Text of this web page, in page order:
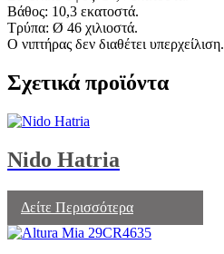
Βάθος: 10,3 εκατοστά.
Τρύπα: Ø 46 χιλιοστά.
Ο νιπτήρας δεν διαθέτει υπερχείλιση.
Σχετικά προϊόντα
Nido Hatria
Δείτε Περισσότερα